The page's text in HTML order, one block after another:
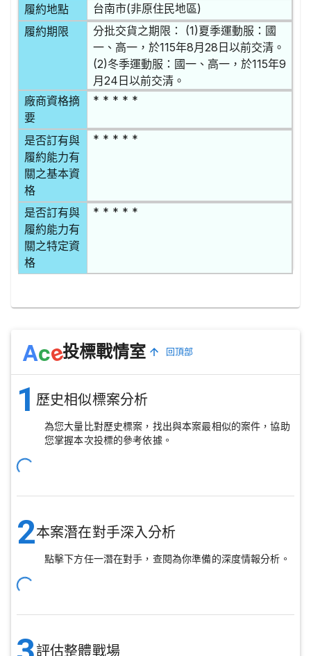
履約地點
台南市(非原住民地區)
履約期限
分批交貨之期限： (1)夏季運動服：國
一、高一，於115年8月28日以前交清。
(2)冬季運動服：國一、高一，於115年9
月24日以前交清。
廠商資格摘
要
* * * * *
是否訂有與
履約能力有
關之基本資
格
* * * * *
是否訂有與
履約能力有
關之特定資
格
* * * * *
Ace投標戰情室 回頂部
1 歷史相似標案分析
為您大量比對歷史標案，找出與本案最相似的案件，協助
您掌握本次投標的參考依據。
2本案潛在對手深入分析
點擊下方任一潛在對手，查閱為你準備的深度情報分析。
評估整體戰場